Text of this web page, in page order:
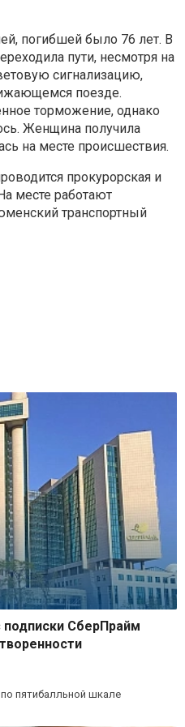
погибшей было 76 лет. В
пути, несмотря на
сигнализацию,
поезде.
торможение, однако
Женщина получила
на месте происшествия.
прокурорская и
месте работают
транспортный
подписки СберПрайм
пятибалльной шкале